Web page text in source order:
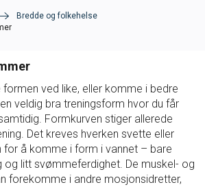
Bredde og folkehelse
formen ved like, eller komme i bedre
veldig bra treningsform hvor du får
Formkurven stiger allerede
Det kreves hverken svette eller
for å komme i form i vannet – bare
og litt svømmeferdighet. De muskel- og
forekomme i andre mosjonsidretter,